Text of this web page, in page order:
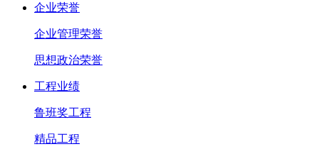
企业荣誉
企业管理荣誉
思想政治荣誉
工程业绩
鲁班奖工程
精品工程